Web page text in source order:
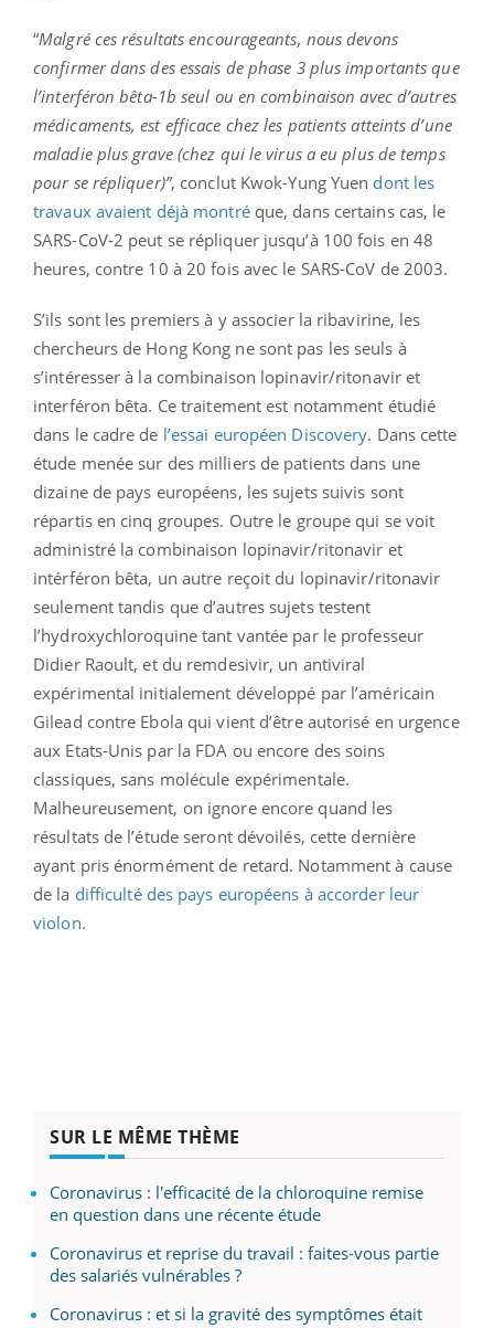
“Malgré ces résultats encourageants, nous devons
confirmer dans des essais de phase 3 plus importants que
l’interféron bêta-1b seul ou en combinaison avec d’autres
médicaments, est efficace chez les patients atteints d’une
maladie plus grave (chez qui le virus a eu plus de temps
pour se répliquer)”, conclut Kwok-Yung Yuen dont les
travaux avaient déjà montréque, dans certains cas, le
SARS-CoV-2 peut se répliquer jusqu’à 100 fois en 48
heures, contre 10 à 20 fois avec le SARS-CoV de 2003.
S’ils sont les premiers à y associer la ribavirine, les
chercheurs de Hong Kong ne sont pas les seuls à
s’intéresser à la combinaison lopinavir/ritonavir et
interféron bêta. Ce traitement est notamment étudié
dans le cadre de l’essai européen Discovery. Dans cette
étude menée sur des milliers de patients dans une
dizaine de pays européens, les sujets suivis sont
répartis en cinq groupes. Outre le groupe qui se voit
administré la combinaison lopinavir/ritonavir et
intérféron bêta, un autre reçoit du lopinavir/ritonavir
seulement tandis que d’autres sujets testent
l’hydroxychloroquine tant vantée par le professeur
Didier Raoult, et du remdesivir, un antiviral
expérimental initialement développé par l’américain
Gilead contre Ebola qui vient d’être autorisé en urgence
aux Etats-Unis par la FDA ou encore des soins
classiques, sans molécule expérimentale.
Malheureusement, on ignore encore quand les
résultats de l’étude seront dévoilés, cette dernière
ayant pris énormément de retard. Notamment à cause
de la difficulté des pays européens à accorder leur
violon.
SUR LE MÊME THÈME
Coronavirus : l'efficacité de la chloroquine remise
en question dans une récente étude
Coronavirus et reprise du travail : faites-vous partie
des salariés vulnérables ?
Coronavirus : et si la gravité des symptômes était